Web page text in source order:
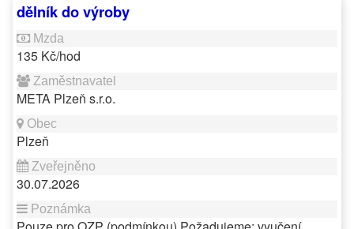
dělník do výroby
135 Kč/hod
META Plzeň s.r.o.
Plzeň
30.07.2026